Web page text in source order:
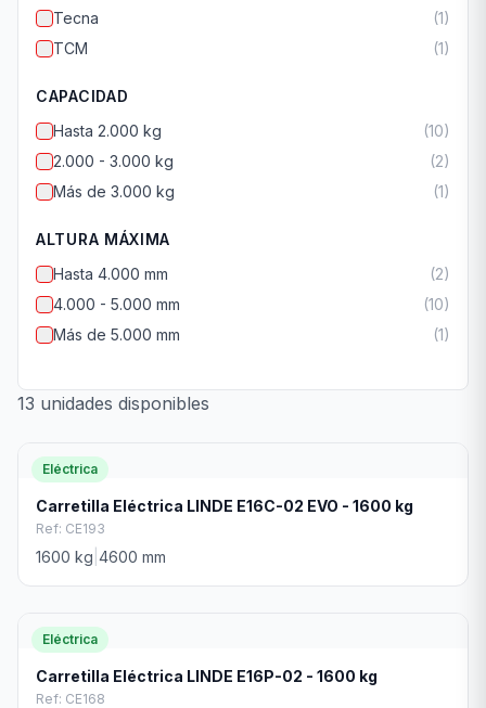
Tecna
(1)
TCM
(1)
CAPACIDAD
Hasta 2.000 kg
(10)
2.000 - 3.000 kg
(2)
Más de 3.000 kg
(1)
ALTURA MÁXIMA
Hasta 4.000 mm
(2)
4.000 - 5.000 mm
(10)
Más de 5.000 mm
(1)
13 unidades disponibles
Eléctrica
Carretilla Eléctrica LINDE E16C-02 EVO - 1600 kg
Ref: CE193
1600 kg 4600 mm
Eléctrica
Carretilla Eléctrica LINDE E16P-02 - 1600 kg
Ref: CE168